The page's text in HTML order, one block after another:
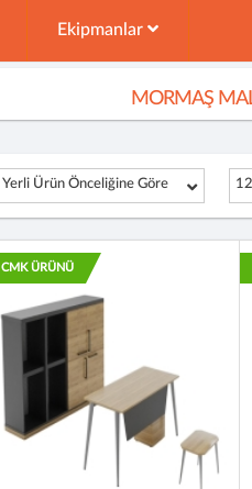
Ekipmanlar
MORMAŞ
Yerli Ürün Önceliğine Göre
CMK ÜRÜNÜ